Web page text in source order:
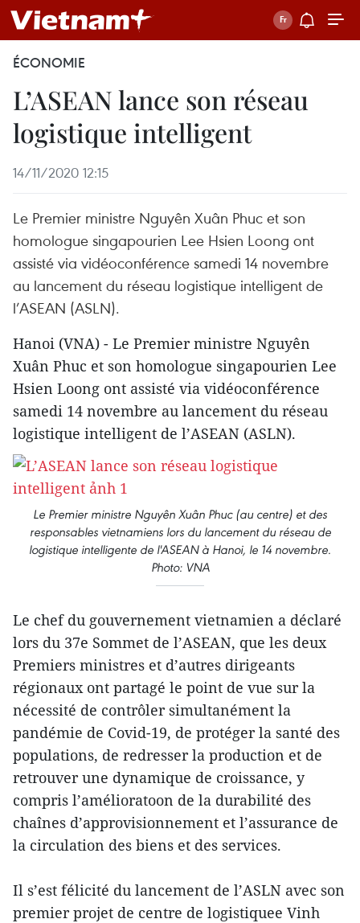
ÉCONOMIE
L’ASEAN lance son réseau
logistique intelligent
14/11/2020 12:15
Le Premier ministre Nguyên Xuân Phuc et son
homologue singapourien Lee Hsien Loong ont
assisté via vidéoconférence samedi 14 novembre
au lancement du réseau logistique intelligent de
l’ASEAN (ASLN).
Hanoi (VNA) - Le Premier ministre Nguyên
Xuân Phuc et son homologue singapourien Lee
Hsien Loong ont assisté via vidéoconférence
samedi 14 novembre au lancement du réseau
logistique intelligent de l’ASEAN (ASLN).
Le Premier ministre Nguyên Xuân Phuc (au centre) et des
responsables vietnamiens lors du lancement du réseau de
logistique intelligente de l'ASEAN à Hanoi, le 14 novembre.
Photo: VNA
Le chef du gouvernement vietnamien a déclaré
lors du 37e Sommet de l’ASEAN, que les deux
Premiers ministres et d’autres dirigeants
régionaux ont partagé le point de vue sur la
nécessité de contrôler simultanément la
pandémie de Covid-19, de protéger la santé des
populations, de redresser la production et de
retrouver une dynamique de croissance, y
compris l’amélioratoon de la durabilité des
chaînes d’approvisionnement et l’assurance de
la circulation des biens et des services.
Il s’est félicité du lancement de l’ASLN avec son
premier projet de centre de logistiquee Vinh